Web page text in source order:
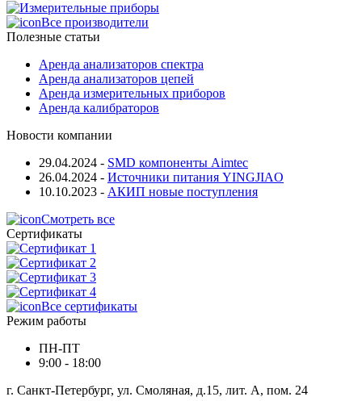
Все производители
Полезные статьи
Аренда анализаторов спектра
Аренда анализаторов цепей
Аренда измерительных приборов
Аренда калибраторов
Новости компании
29.04.2024 - SMD компоненты Aimtec
26.04.2024 - Источники питания YINGJIAO
10.10.2023 - АКИП новые поступления
Смотреть все
Сертификаты
Все сертификаты
Режим работы
ПН-ПТ
9:00 - 18:00
г. Санкт-Петербург, ул. Смоляная, д.15, лит. А, пом. 24